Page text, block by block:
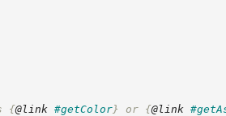
{@link #getColor} or {@link